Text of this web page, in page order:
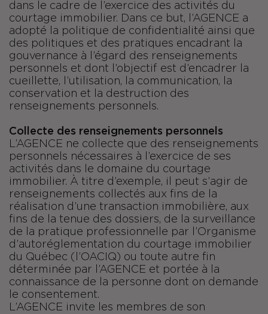
dans le cadre de l’exercice des activités du
courtage immobilier. Dans ce but, l’AGENCE a
adopté la politique de confidentialité ainsi que
des politiques et des pratiques encadrant la
gouvernance à l’égard des renseignements
personnels et dont l’objectif est d’encadrer la
cueillette, l’utilisation, la communication, la
conservation et la destruction des
renseignements personnels.
Collecte des renseignements personnels
L’AGENCE ne collecte que des renseignements
personnels nécessaires à l’exercice de ses
activités dans le domaine du courtage
immobilier. À titre d’exemple, il peut s’agir de
renseignements collectés aux fins de la
réalisation d’une transaction immobilière, aux
fins de la tenue des dossiers, de la surveillance
de la pratique professionnelle par l’Organisme
d’autoréglementation du courtage immobilier
du Québec (l’OACIQ) ou toute autre fin
déterminée par l’AGENCE et portée à la
connaissance de la personne dont on demande
le consentement.
L’AGENCE invite les membres de son